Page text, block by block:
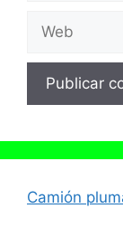
Web
Camión